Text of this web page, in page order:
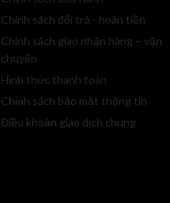
Chính sách đổi trả - hoàn tiền
Chính sách giao nhận hàng – vận
chuyển
Hình thức thanh toán
Chính sách bảo mật thông tin
Điều khoản giao dịch chung